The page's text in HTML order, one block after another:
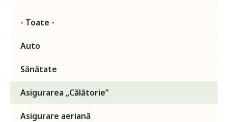
- Toate -
Auto
Sănătate
Asigurarea „Călătorie”
Asigurare aeriană